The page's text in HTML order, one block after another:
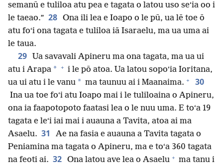
semanū e tuliloa atu pea e tagata o latou uso seʻia oo i
le taeao.” 28 Ona ili lea e Ioapo o le pū, ua lē toe ō
atu foʻi ona tagata e tuliloa iā Isaraelu, ma ua uma ai
le taua.
29
Ua savavali Apineru ma ona tagata, ma ua ui
atu i Arapa * + i le pō atoa. Ua latou sopoʻia Ioritana,
ua ui atu i le vanu * ma taunuu ai i Maanaima. + 30
Ina ua toe foʻi atu Ioapo mai i le tuliloaina o Apineru,
ona ia faapotopoto faatasi lea o le nuu uma. E toʻa 19
tagata e leʻi iai mai i auauna a Tavita, atoa ai ma
Asaelu. 31
Ae na fasia e auauna a Tavita tagata o
Peniamina ma tagata o Apineru, ma e toʻa 360 tagata
na feoti ai. 32 Ona latou ave lea o Asaelu + ma tanu i